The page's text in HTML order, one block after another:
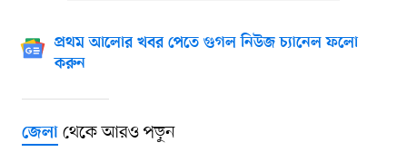
প্রথম আলোর খবর পেতে গুগল নিউজ চ্যানেল ফলো
করুন
জেলাথেকে আরও পড়ুন